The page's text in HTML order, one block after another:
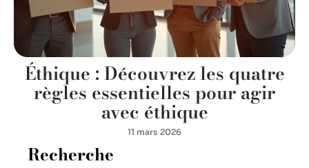
Éthique : Découvrez les quatre
règles essentielles pour agir
avec éthique
11 mars 2026
Recherche